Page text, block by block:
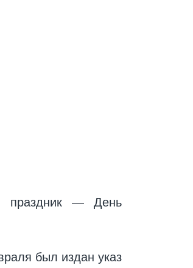
праздник — День
был издан указ